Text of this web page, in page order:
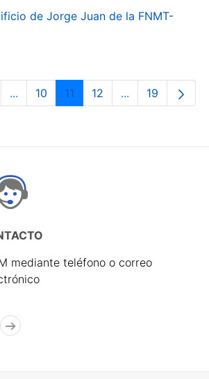
de Jorge Juan de la FNMT-
...Páginas intermedias Use TAB para
Página
10 Página
11 Página
12 ...PáginasPágina
19
mediante teléfono o correo